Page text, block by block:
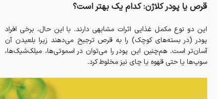
قرص یا پودر کلاژن: کدام یک بهتر است؟
این دو نوع مکمل غذایی اثرات مشابهی دارند. با این حال، برخی افراد
پودر (در بسته‌های کوچک) را به قرص ترجیح می‌دهند زیرا بلعیدن آن
آسان‌تر است. هم‌چنین این پودر را می‌توان در اسموتی‌ها، میلک‌شیک‌ها،
سوپ‌ها یا حتی قهوه یا چای نیز مخلوط کرد.